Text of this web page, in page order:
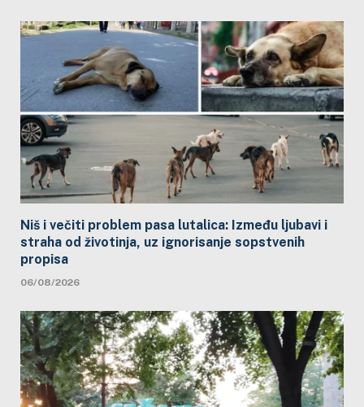
Niš i večiti problem pasa lutalica: Između ljubavi i
straha od životinja, uz ignorisanje sopstvenih
propisa
06/08/2026